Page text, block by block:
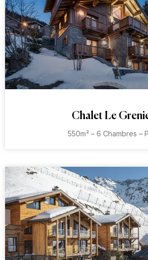
Chalet Le
550m² – 6 Chambres –